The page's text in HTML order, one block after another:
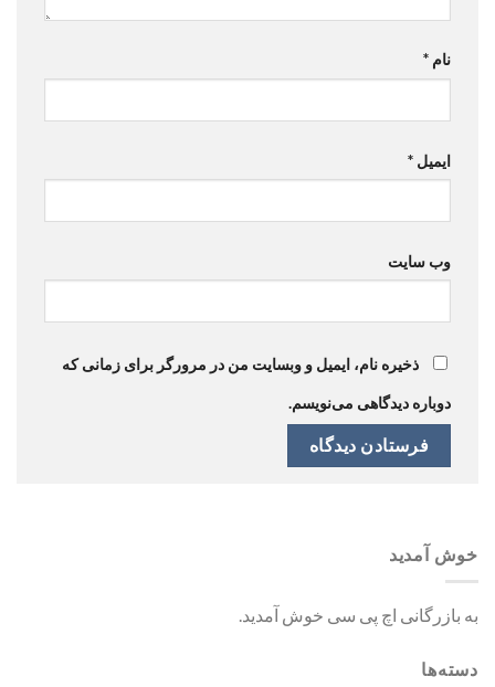
نام *
ایمیل *
وب‌ سایت
ذخیره نام، ایمیل و وبسایت من در مرورگر برای زمانی که
دوباره دیدگاهی می‌نویسم.
خوش آمدید
به بازرگانی اچ پی سی خوش آمدید.
دسته‌ها